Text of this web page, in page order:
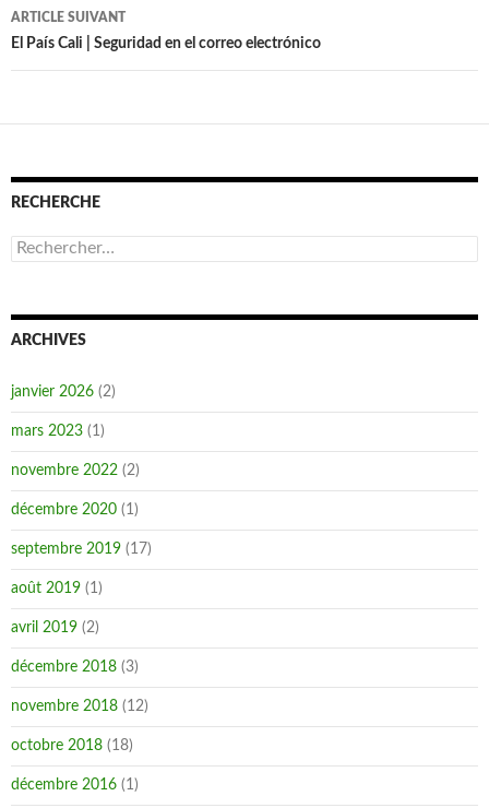
articles
ARTICLE SUIVANT
El País Cali | Seguridad en el correo electrónico
RECHERCHE
Rechercher :
ARCHIVES
janvier 2026 (2)
mars 2023 (1)
novembre 2022 (2)
décembre 2020 (1)
septembre 2019 (17)
août 2019 (1)
avril 2019 (2)
décembre 2018 (3)
novembre 2018 (12)
octobre 2018 (18)
décembre 2016 (1)